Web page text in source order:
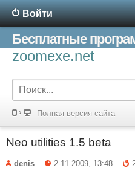
Войти
Бесплатные
zoomexe.net
Полная версия сайта
Neo utilities 1.5 beta
denis 2-11-2009, 13:48